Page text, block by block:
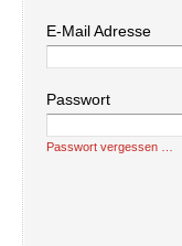
E-Mail Adresse
Passwort
Passwort vergessen …